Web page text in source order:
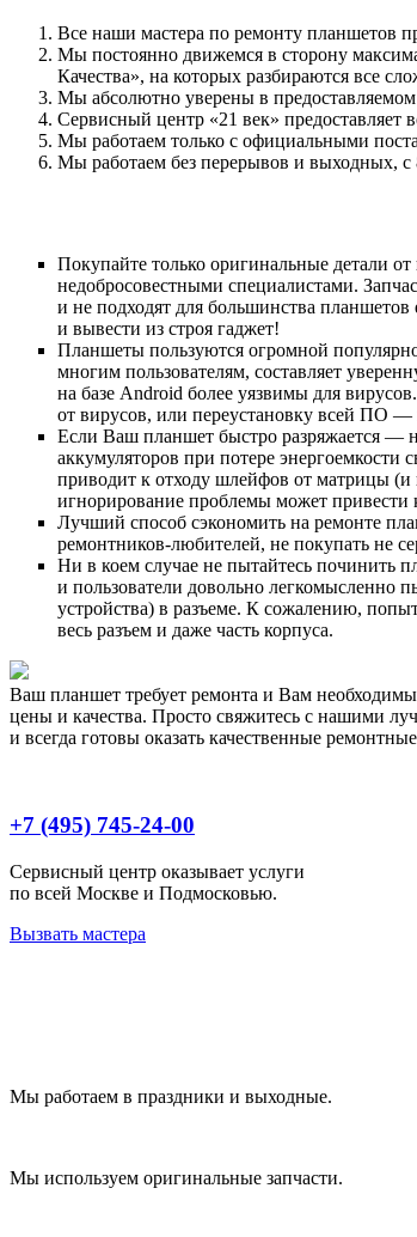
Все наши мастера по ремонту планшетов
Мы постоянно движемся в сторону
Качества», на которых разбираются все
Мы абсолютно уверены в
Сервисный центр «21 век» предоставляет
Мы работаем только с официальными
Мы работаем без перерывов и выходных, с
Покупайте только оригинальные детали
недобросовестными специалистами.
и не подходят для большинства планшетов
и вывести из строя гаджет!
Планшеты пользуются огромной
многим пользователям, составляет
на базе Android более уязвимы для
от вирусов, или переустановку всей ПО —
Если Ваш планшет быстро разряжается —
аккумуляторов при потере энергоемкости
приводит к отходу шлейфов от матрицы (и
игнорирование проблемы может
Лучший способ сэкономить на ремонте
ремонтников-любителей, не покупать не
Ни в коем случае не пытайтесь починить
и пользователи довольно легкомысленно
устройства) в разъеме. К сожалению,
весь разъем и даже часть корпуса.
Ваш планшет требует ремонта и Вам
цены и качества. Просто свяжитесь с нашими
и всегда готовы оказать качественные
+7 (495) 745-24-00
Сервисный центр оказывает услуги
по всей Москве и Подмосковью.
Вызвать мастера
Мы работаем в праздники и выходные.
Мы используем оригинальные запчасти.